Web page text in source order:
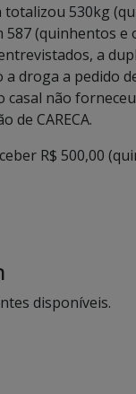
totalizou 530kg
587 (quinhentos e
a
droga a pedido
o casal não
de CARECA.
R$ 500,00
disponíveis.